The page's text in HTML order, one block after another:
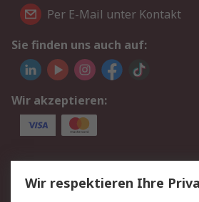
Per E-Mail unter Kontakt
Sie finden uns auch auf:
Wir akzeptieren:
Service
Value Added Services
Wir respektieren Ihre